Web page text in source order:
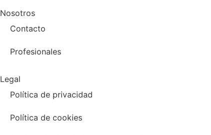
Nosotros
Contacto
Profesionales
Legal
Política de privacidad
Política de cookies